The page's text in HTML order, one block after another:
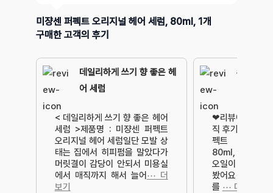
미쟝센 퍼펙트 오리지널 헤어 세럼, 80ml, 1개
구매한 고객의 후기
데일리하게 쓰기 향 좋은 헤
어 세럼
< 데일리하게 쓰기 향 좋은 헤어
세럼 >제품명 : 미쟝센 퍼펙트
오리지널 헤어 세럼일단 모발 상
태는 집에서 히피펌을 말았다가
머릿결이 감당이 안되서 미용실
에서 매직까지 해서 늘어 ⋯ 더
보기
#호불호
❤리뷰에 진심인
직 후기!❤✔구매
펙트 오리지
80ml, 1개✔구
오일이 다 떨어
봤어요✔구매후
를 ⋯ 더보기